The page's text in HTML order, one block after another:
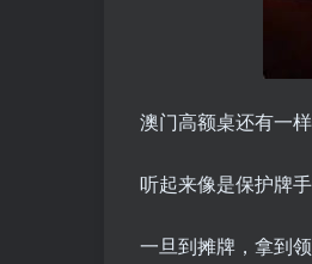
澳门高额桌还有一
听起来像是保护牌
一旦到摊牌，拿到